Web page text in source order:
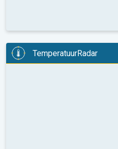
TemperatuurRadar